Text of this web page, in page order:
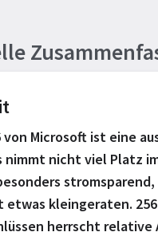
von Microsoft ist eine
nimmt nicht viel Platz
kleingeraten. 256
herrscht